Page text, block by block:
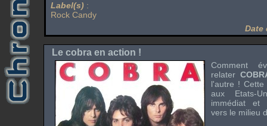
Label(s) :
Rock Candy
Date
Le cobra en action !
Comment
relater
l'autre ! Cette
aux Etats-
immédiat et
vers le milieu